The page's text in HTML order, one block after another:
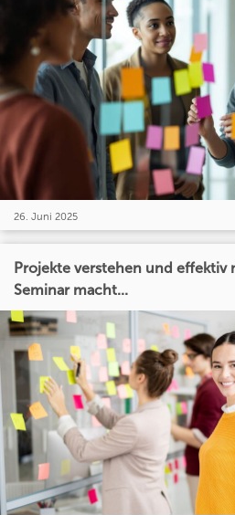
26. Juni 2025
Projekte verstehen und
Seminar macht...